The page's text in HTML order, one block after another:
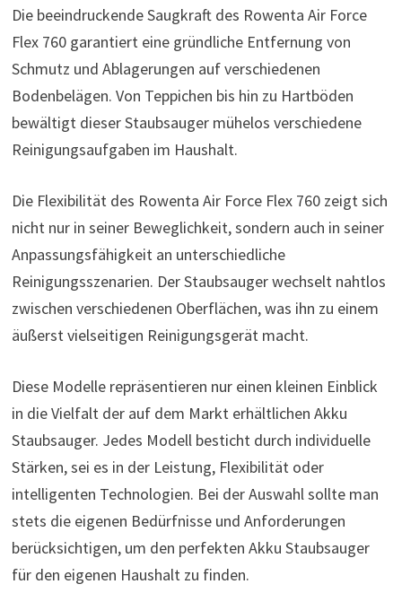
Die beeindruckende Saugkraft des Rowenta Air Force
Flex 760 garantiert eine gründliche Entfernung von
Schmutz und Ablagerungen auf verschiedenen
Bodenbelägen. Von Teppichen bis hin zu Hartböden
bewältigt dieser Staubsauger mühelos verschiedene
Reinigungsaufgaben im Haushalt.
Die Flexibilität des Rowenta Air Force Flex 760 zeigt sich
nicht nur in seiner Beweglichkeit, sondern auch in seiner
Anpassungsfähigkeit an unterschiedliche
Reinigungsszenarien. Der Staubsauger wechselt nahtlos
zwischen verschiedenen Oberflächen, was ihn zu einem
äußerst vielseitigen Reinigungsgerät macht.
Diese Modelle repräsentieren nur einen kleinen Einblick
in die Vielfalt der auf dem Markt erhältlichen Akku
Staubsauger. Jedes Modell besticht durch individuelle
Stärken, sei es in der Leistung, Flexibilität oder
intelligenten Technologien. Bei der Auswahl sollte man
stets die eigenen Bedürfnisse und Anforderungen
berücksichtigen, um den perfekten Akku Staubsauger
für den eigenen Haushalt zu finden.